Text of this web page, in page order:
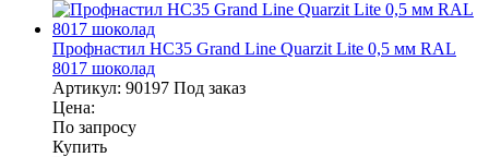
Профнастил НС35 Grand Line Quarzit Lite 0,5 мм RAL
8017 шоколад
Артикул: 90197 Под заказ
Цена:
По запросу
Купить